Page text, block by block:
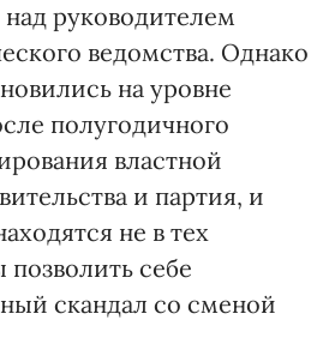
руководителем
ведомства. Однако
на уровне
полугодичного
властной
и партия, и
не в тех
позволить себе
скандал со сменой